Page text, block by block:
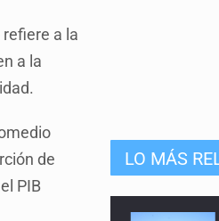
a la
a la
de
PIB
Debilidad del
18 de
LO MÁS